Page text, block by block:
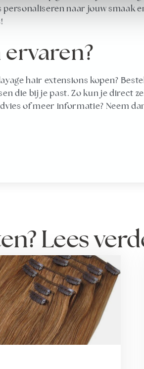
naar jouw smaak
hair extensions kopen?
die bij je past. Zo kun je direct
of meer informatie? Neem
Lees